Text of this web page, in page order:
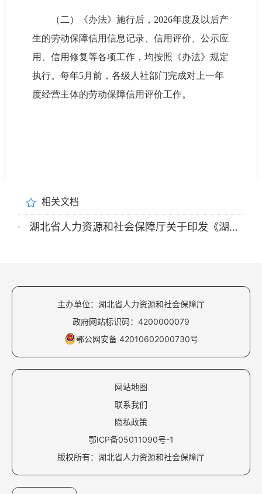
（二）《办法》施行后，2026年度及以后产
生的劳动保障信用信息记录、信用评价、公示应
用、信用修复等各项工作，均按照《办法》规定
执行。每年5月前，各级人社部门完成对上一年
度经营主体的劳动保障信用评价工作。
相关文档
湖北省人力资源和社会保障厅关于印发《湖北省劳动保障信用管理暂行办法》的通知
主办单位：湖北省人力资源和社会保障厅
政府网站标识码：4200000079
鄂公网安备 42010602000730号
网站地图
联系我们
隐私政策
鄂ICP备05011090号-1
版权所有：湖北省人力资源和社会保障厅